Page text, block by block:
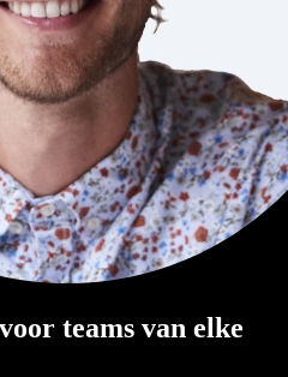
teams van elke